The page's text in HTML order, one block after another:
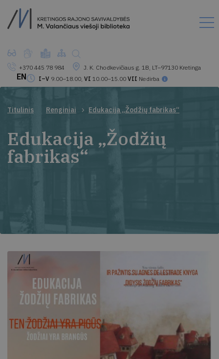
+370 445 78 984
J. K. Chodkevičiaus g. 1B, LT–97130 Kretinga
I–V 9.00–18.00, VI 10.00–15.00 VII Nedirba
EN
Titulinis Renginiai Edukacija „Žodžių fabrikas“
Edukacija „Žodžių
fabrikas“